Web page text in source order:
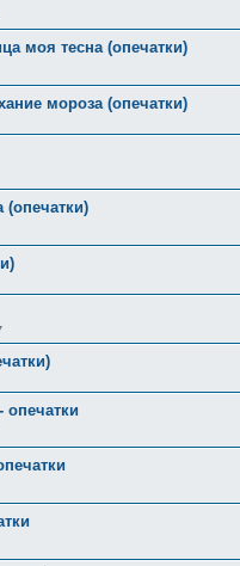
моя тесна (опечатки)
мороза (опечатки)
(опечатки)
опечатки